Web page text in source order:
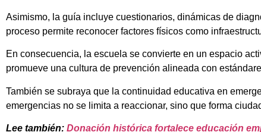
Asimismo, la guía incluye cuestionarios, dinámicas de
proceso permite reconocer factores físicos como
En consecuencia, la escuela se convierte en un espacio
promueve una cultura de prevención alineada con
También se subraya que la continuidad educativa en
emergencias no se limita a reaccionar, sino que forma
Lee también: Donación histórica fortalece educación